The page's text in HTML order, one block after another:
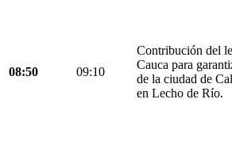
08:50 09:10
Contribución del
Cauca para
de la ciudad de
en Lecho de Río.